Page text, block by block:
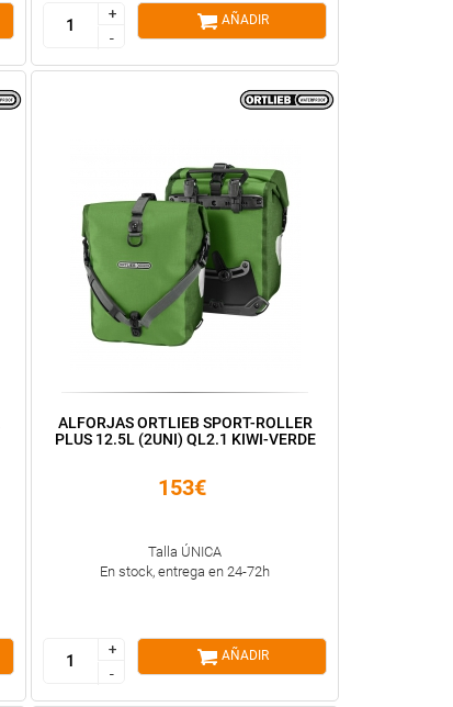
+
-
+
-
AÑADIR
ALFORJAS ORTLIEB SPORT-ROLLER
PLUS 12.5L (2UNI) QL2.1 KIWI-VERDE
153€
Talla ÚNICA
En stock, entrega en 24-72h
+
-
+
-
AÑADIR